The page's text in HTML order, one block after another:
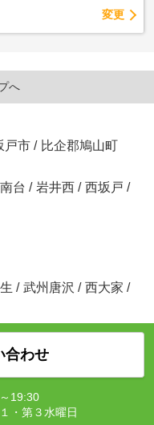
変更
へ
戸市 / 比企郡鳩山町
南台 / 岩井西 / 西坂戸 /
/ 武州唐沢 / 西大家 /
合わせ
19:30
・第３水曜日